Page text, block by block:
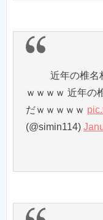
近年の椎名
ｗｗｗｗ 近年の
だｗｗｗｗｗ
(@simin114)